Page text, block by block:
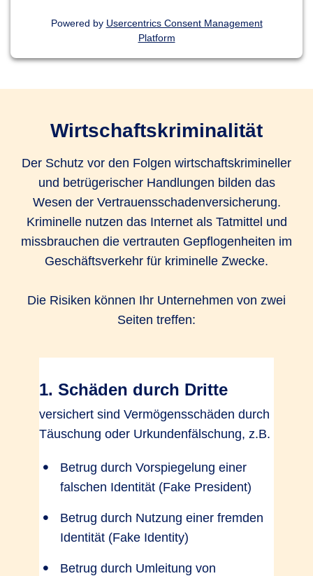
Powered by Usercentrics Consent Management
Platform
Wirtschaftskriminalität
Der Schutz vor den Folgen wirtschaftskrimineller
und betrügerischer Handlungen bilden das
Wesen der Vertrauensschadenversicherung.
Kriminelle nutzen das Internet als Tatmittel und
missbrauchen die vertrauten Gepflogenheiten im
Geschäftsverkehr für kriminelle Zwecke.
Die Risiken können Ihr Unternehmen von zwei
Seiten treffen:
1. Schäden durch Dritte
versichert sind Vermögensschäden durch
Täuschung oder Urkundenfälschung, z.B.
Betrug durch Vorspiegelung einer
falschen Identität (Fake President)
Betrug durch Nutzung einer fremden
Identität (Fake Identity)
Betrug durch Umleitung von